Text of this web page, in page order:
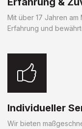
Mit über 17 Jahren
Erfahrung und
Individueller
Wir bieten